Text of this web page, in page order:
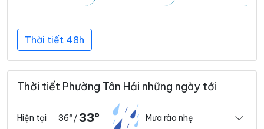
Thời tiết 48h
Thời tiết Phường Tân Hải những ngày tới
Hiện tại 36°/ 33° Mưa rào nhẹ